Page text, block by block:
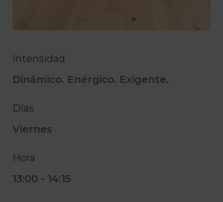
Intensidad
Dinámico. Enérgico. Exigente.
Días
Viernes
Hora
13:00 - 14:15